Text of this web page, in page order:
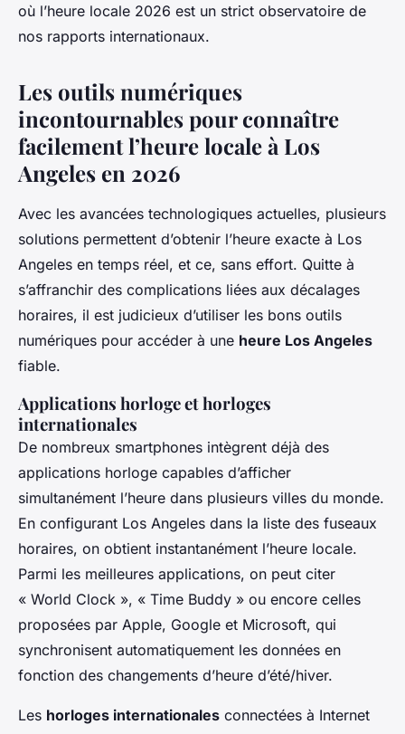
où l’heure locale 2026 est un strict observatoire de
nos rapports internationaux.
Les outils numériques
incontournables pour connaître
facilement l’heure locale à Los
Angeles en 2026
Avec les avancées technologiques actuelles, plusieurs
solutions permettent d’obtenir l’heure exacte à Los
Angeles en temps réel, et ce, sans effort. Quitte à
s’affranchir des complications liées aux décalages
horaires, il est judicieux d’utiliser les bons outils
numériques pour accéder à une heure Los Angeles
fiable.
Applications horloge et horloges
internationales
De nombreux smartphones intègrent déjà des
applications horloge capables d’afficher
simultanément l’heure dans plusieurs villes du monde.
En configurant Los Angeles dans la liste des fuseaux
horaires, on obtient instantanément l’heure locale.
Parmi les meilleures applications, on peut citer
« World Clock », « Time Buddy » ou encore celles
proposées par Apple, Google et Microsoft, qui
synchronisent automatiquement les données en
fonction des changements d’heure d’été/hiver.
Les horloges internationales connectées à Internet